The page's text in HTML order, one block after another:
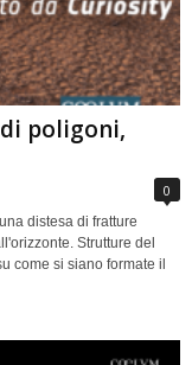
poligoni,
0
distesa di fratture
Strutture del
come si siano formate il